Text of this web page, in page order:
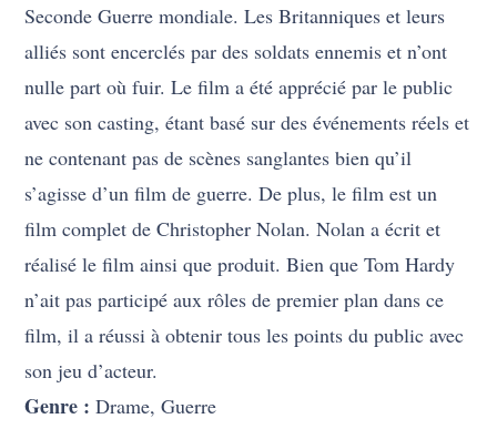
Seconde Guerre mondiale. Les Britanniques et leurs
alliés sont encerclés par des soldats ennemis et n’ont
nulle part où fuir. Le film a été apprécié par le public
avec son casting, étant basé sur des événements réels et
ne contenant pas de scènes sanglantes bien qu’il
s’agisse d’un film de guerre. De plus, le film est un
film complet de Christopher Nolan. Nolan a écrit et
réalisé le film ainsi que produit. Bien que Tom Hardy
n’ait pas participé aux rôles de premier plan dans ce
film, il a réussi à obtenir tous les points du public avec
son jeu d’acteur.
Genre : Drame, Guerre